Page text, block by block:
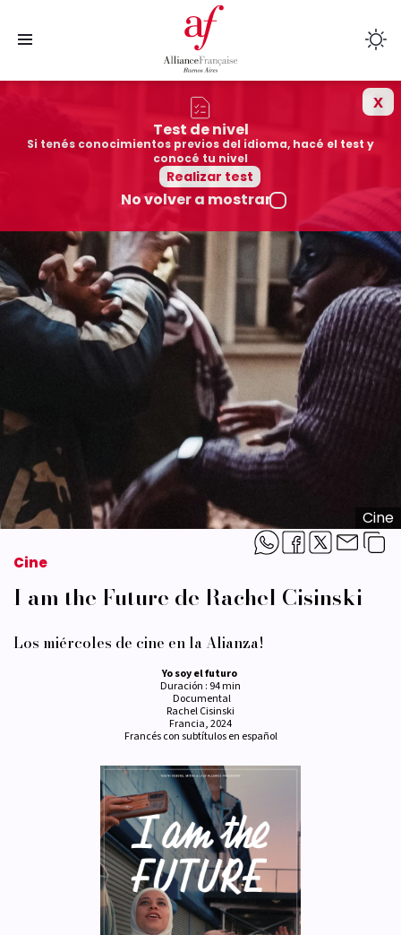
Colegios afiliados
Cultura
Mediateca
Quiénes somos
Cine
Cine
I am the Future de Rachel Cisinski
Los miércoles de cine en la Alianza!
Yo soy el futuro
Duración : 94 min
Documental
Rachel Cisinski
Francia, 2024
Francés con subtítulos en español
Test de nivel
Si tenés conocimientos previos del idioma, hacé el test y
conocé tu nivel
Realizar test
No volver a mostrar
x